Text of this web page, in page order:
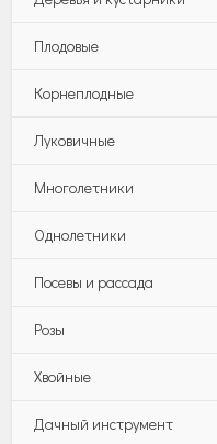
Плодовые
Корнеплодные
Луковичные
Многолетники
Однолетники
Посевы и рассада
Розы
Хвойные
Дачный инструмент